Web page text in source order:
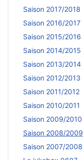
Saison 2017/2018
Saison 2016/2017
Saison 2015/2016
Saison 2014/2015
Saison 2013/2014
Saison 2012/2013
Saison 2011/2012
Saison 2010/2011
Saison 2009/2010
Saison 2008/2009
Saison 2007/2008